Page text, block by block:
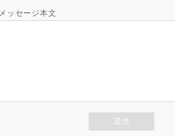
メッセージ本文